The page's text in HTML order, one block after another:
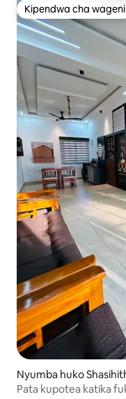
Kipendwa cha wageni
Kipendwa cha wageni
Nyumba huko
Pata kupotea katika